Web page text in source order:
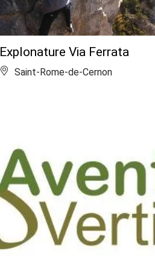
Explonature Via Ferrata
Saint-Rome-de-Cernon